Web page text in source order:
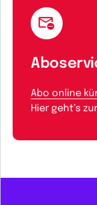
Abo online
Hier geht’s